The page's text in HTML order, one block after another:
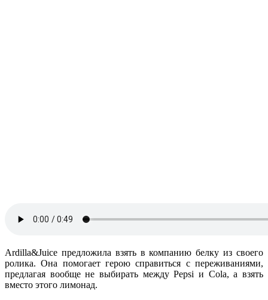
Ardilla&Juice предложила взять в компанию белку из своего
ролика. Она помогает герою справиться с переживаниями,
предлагая вообще не выбирать между Pepsi и Cola, а взять
вместо этого лимонад.